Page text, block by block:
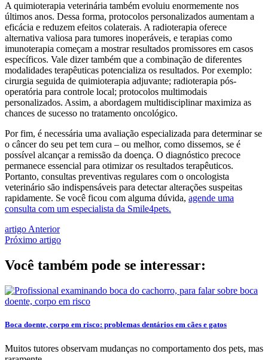
A quimioterapia veterinária também evoluiu enormemente nos
últimos anos. Dessa forma, protocolos personalizados aumentam a
eficácia e reduzem efeitos colaterais. A radioterapia oferece
alternativa valiosa para tumores inoperáveis, e terapias como
imunoterapia começam a mostrar resultados promissores em casos
específicos. Vale dizer também que a combinação de diferentes
modalidades terapêuticas potencializa os resultados. Por exemplo:
cirurgia seguida de quimioterapia adjuvante; radioterapia pós-
operatória para controle local; protocolos multimodais
personalizados. Assim, a abordagem multidisciplinar maximiza as
chances de sucesso no tratamento oncológico.
Por fim, é necessária uma avaliação especializada para determinar se
o câncer do seu pet tem cura – ou melhor, como dissemos, se é
possível alcançar a remissão da doença. O diagnóstico precoce
permanece essencial para otimizar os resultados terapêuticos.
Portanto, consultas preventivas regulares com o oncologista
veterinário são indispensáveis para detectar alterações suspeitas
rapidamente. Se você ficou com alguma dúvida, agende uma
consulta com um especialista da Smile4pets.
artigo Anterior
Próximo artigo
Você também pode se interessar:
Boca doente, corpo em risco: problemas dentários em cães e gatos
Muitos tutores observam mudanças no comportamento dos pets, mas